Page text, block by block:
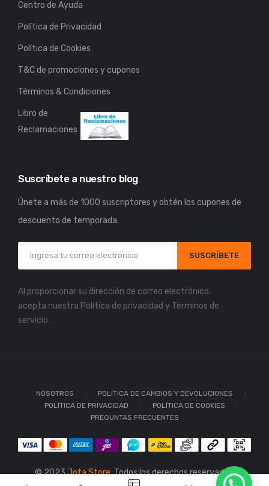
Centro de Ayuda
Política de Privacidad
Política de Cookies
T&C de promociones y cupones
Términos & Condiciones
Libro de
Reclamaciones
Suscríbete a nuestro blog
Únete a más de 1000 suscriptores y obtén los cupones de
descuento de temporada.
SUSCRÍBETE
Al proporcionar su dirección de correo electrónico,
acepta nuestra Política de privacidad y Términos de
servicio .
NOSOTROS
POLÍTICA DE CAMBIOS Y DEVOLUCIONES
POLÍTICA DE PRIVACIDAD
POLÍTICA DE COOKIES
PREGUNTAS FRECUENTES
© 2023Jota Store.Todos los derechos reservados.